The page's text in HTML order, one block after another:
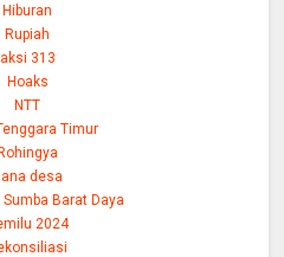
Hiburan
Rupiah
aksi 313
Hoaks
NTT
Timur
desa
Barat Daya
2024